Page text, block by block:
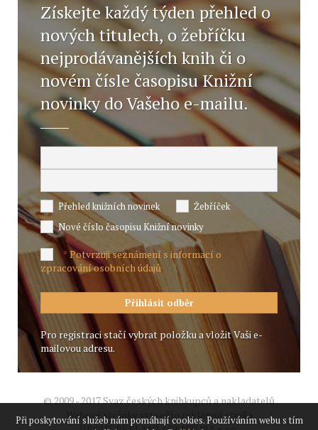
Získejte každý týden přehled o
nových titulech, o žebříčku
nejprodávanějších knih či o
novém čísle časopisu Knižní
novinky do Vašeho e-mailu.
Přehled knižních novinek
Žebříček
Nové číslo časopisu Knižní novinky
*Potvrzuji seznámení s informací o
zpracování osobních údajů
Pro registraci stačí vybrat položku a vložit Vaši e-
mailovou adresu.
© 2009 - 2017 Svaz českých knihkupců a nakladatelů
Webové stránky vytvořilo reklamní studio
Při poskytování služeb nám pomáhají cookies. Používáním webu s tím